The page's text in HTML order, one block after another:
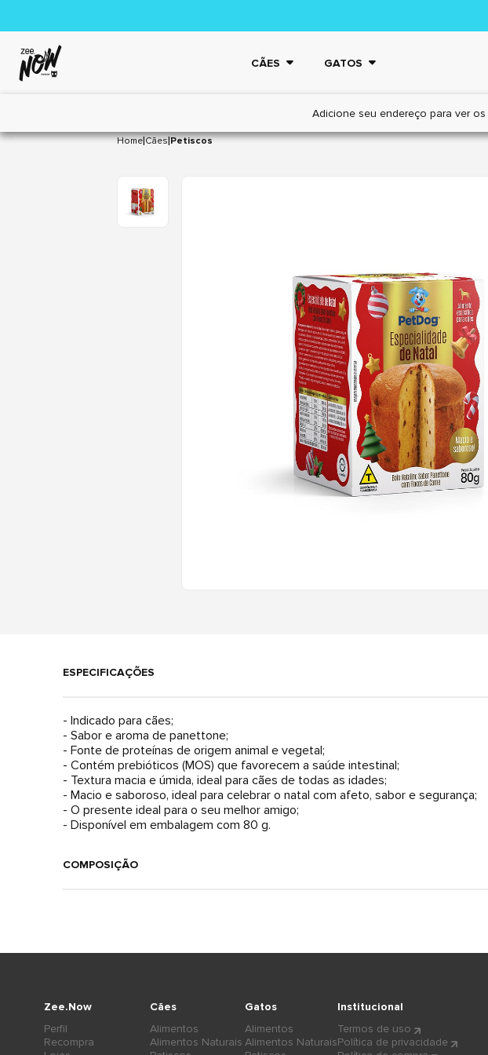
CÃES GATOS
Adicione seu endereço para ver os
Home|Cães|Petiscos
ESPECIFICAÇÕES
- Indicado para cães;
- Sabor e aroma de panettone;
- Fonte de proteínas de origem animal e vegetal;
- Contém prebióticos (MOS) que favorecem a saúde intestinal;
- Textura macia e úmida, ideal para cães de todas as idades;
- Macio e saboroso, ideal para celebrar o natal com afeto, sabor e segurança;
- O presente ideal para o seu melhor amigo;
- Disponível em embalagem com 80 g.
COMPOSIÇÃO
Cães
Alimentos
Alimentos Naturais
Gatos
Alimentos
Alimentos Naturais
Zee.Now
Perfil
Recompra
Institucional
Termos de uso
Política de privacidade